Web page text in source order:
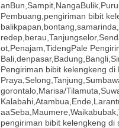
Pembuang,pengiriman bibit
ot,Penajam,TidengPale
Pengiriman bibit kelengkeng di
gorontalo,Marisa/
pengiriman bibit kelengkeng di